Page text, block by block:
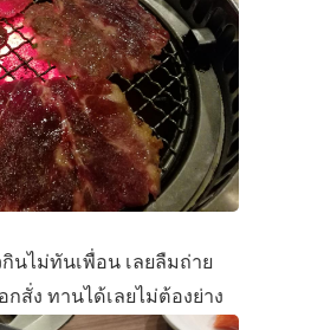
นไม่ทันเพื่อน เลยลืมถ่าย
สั่ง ทานได้เลยไม่ต้องย่าง